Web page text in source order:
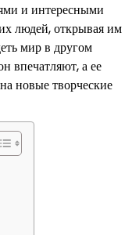
и интересными
людей, открывая им
мир в другом
впечатляют, а ее
новые творческие